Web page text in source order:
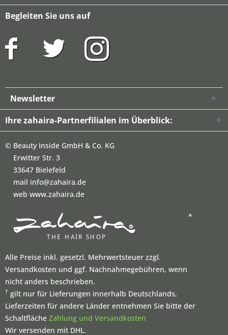
Begleiten Sie uns auf
Newsletter
Ihre zahaira-Partnerfilialen im Überblick:
© Beauty Inside GmbH & Co. KG
Erwitter Str. 3
33647 Bielefeld
mail info@zahaira.de
web www.zahaira.de
*
Alle Preise inkl. gesetzl. Mehrwertsteuer zzgl.
Versandkosten und ggf. Nachnahmegebühren, wenn
nicht anders beschrieben.
† gilt nur für Lieferungen innerhalb Deutschlands,
Lieferzeiten für andere Länder entnehmen Sie bitte der
Schaltfläche Zahlung und Versandkosten
Wir versenden mit DHL.